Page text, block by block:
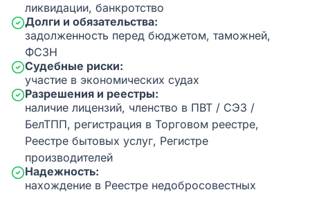
ликвидации, банкротство
Долги и обязательства:
задолженность перед бюджетом, таможней,
ФСЗН
Судебные риски:
участие в экономических судах
Разрешения и реестры:
наличие лицензий, членство в ПВТ / СЭЗ /
БелТПП, регистрация в Торговом реестре,
Реестре бытовых услуг, Регистре
производителей
Надежность:
нахождение в Реестре недобросовестных